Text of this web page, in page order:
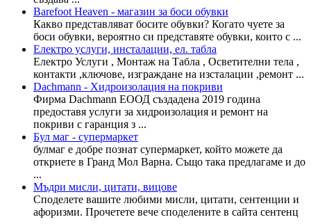
Barefoot Heaven - магазин за боси обувки
Какво представляват босите обувки? Когато чуете за
боси обувки, вероятно си представяте обувки, които с ...
Електро услуги, инсталации, ел. табла
Електро Услуги , Монтаж на Табла , Осветителни тела ,
контакти ,ключове, изграждане на изсталации ,ремонт ...
Dachmann - Хидроизолация на покриви
Фирма Dachmann ЕООД създадена 2019 година
предоставя услуги за хидроизолация и ремонт на
покриви с гаранция з ...
Бул маг - супермаркет
булмаг е добре познат супермаркет, който можете да
откриете в Гранд Мол Варна. Също така предлагаме и до
...
Мъдри мисли, цитати, вицове
Споделете вашите любими мисли, цитати, сентенции и
афоризми. Прочетете вече споделените в сайта сентенц